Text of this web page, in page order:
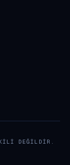
DEĞILDIR.